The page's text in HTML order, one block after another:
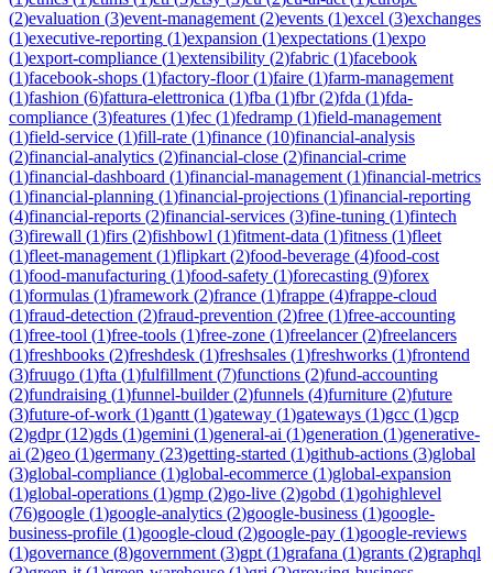
(2)evaluation (3)event-management (2)events (1)excel (3)exchanges
(1)executive-reporting (1)expansion (1)expectations (1)expo
(1)export-compliance (1)extensibility (2)fabric (1)facebook
(1)facebook-shops (1)factory-floor(1)faire (1)farm-management
(1)fashion (6)fattura-elettronica (1)fba (1)fbr(2)fda (1)fda-
compliance (3)features (1)fec (1)fedramp (1)field-management
(1)field-service (1)fill-rate (1)finance (10)financial-analysis
(2)financial-analytics (2)financial-close (2)financial-crime
(1)financial-dashboard (1)financial-management (1)financial-metrics
(1)financial-planning (1)financial-projections (1)financial-reporting
(4)financial-reports (2)financial-services (3)fine-tuning (1)fintech
(3)firewall (1)firs (2)fishbowl (1)fitment-data (1)fitness (1)fleet
(1)fleet-management (1)flipkart (2)food-beverage (4)food-cost
(1)food-manufacturing (1)food-safety (1)forecasting (9)forex
(1)formulas (1)framework (2)france (1)frappe (4)frappe-cloud
(1)fraud-detection (2)fraud-prevention (2)free (1)free-accounting
(1)free-tool (1)free-tools (1)free-zone (1)freelancer(2)freelancers
(1)freshbooks (2)freshdesk (1)freshsales (1)freshworks (1)frontend
(3)fruugo (1)fta (1)fulfillment (7)functions (2)fund-accounting
(2)fundraising (1)funnel-builder(2)funnels (4)furniture (2)future
(3)future-of-work (1)gantt (1)gateway (1)gateways (1)gcc (1)gcp
(2)gdpr(12)gds (1)gemini (1)general-ai (1)generation (1)generative-
ai (2)geo (1)germany (23)getting-started (1)github-actions (3)global
(3)global-compliance (1)global-ecommerce (1)global-expansion
(1)global-operations (1)gmp (2)go-live (2)gobd (1)gohighlevel
(76)google (1)google-analytics (2)google-business (1)google-
business-profile (1)google-cloud (2)google-pay (1)google-reviews
(1)governance (8)government (3)gpt (1)grafana (1)grants (2)graphql